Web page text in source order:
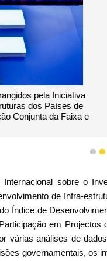
dos dois
sobre o Investimento
1 2
sobre o
de Infra-
Índice de
em Projectos
várias análises de
governamentais, os